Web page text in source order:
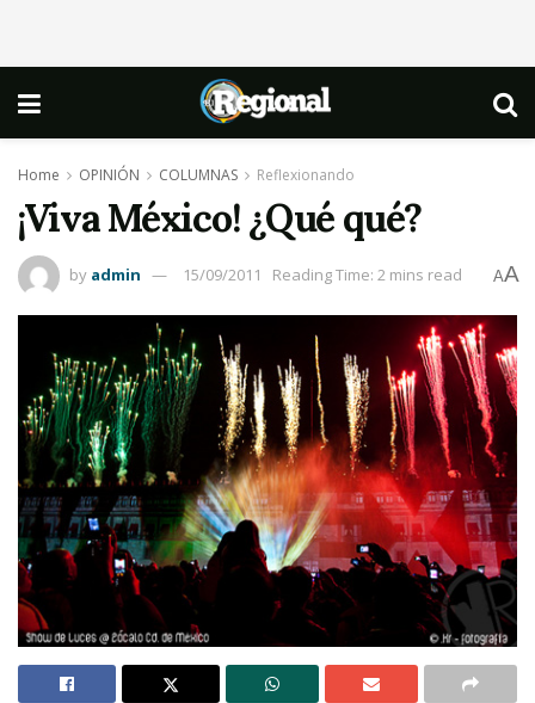
Home OPINIÓN COLUMNAS Reflexionando
¡Viva México! ¿Qué qué?
by admin 15/09/2011 Reading Time: 2 mins read AA